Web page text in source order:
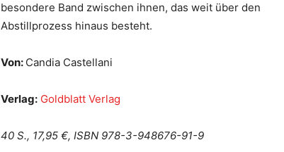
besondere Band zwischen ihnen, das weit über den
Abstillprozess hinaus besteht.
Von: Candia Castellani
Verlag: Goldblatt Verlag
40 S., 17,95 €, ISBN 978-3-948676-91-9